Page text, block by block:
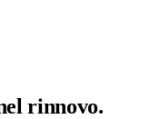
rinnovo.